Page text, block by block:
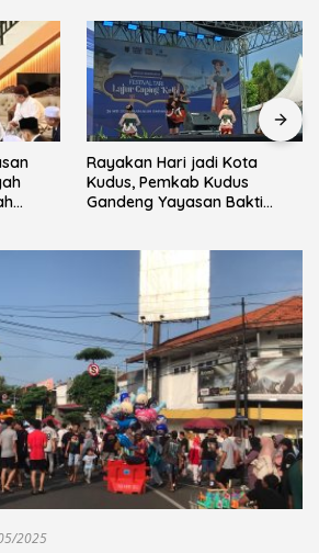
Rayakan Hari jadi Kota
Kudus, Pemkab Kudus
Gandeng Yayasan Bakti
2025